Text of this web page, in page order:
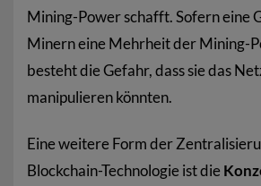
Mining-Power schafft. Sofern eine
Minern eine Mehrheit der Mining-
besteht die Gefahr, dass sie das
manipulieren könnten.
Eine weitere Form der
Blockchain-Technologie ist die